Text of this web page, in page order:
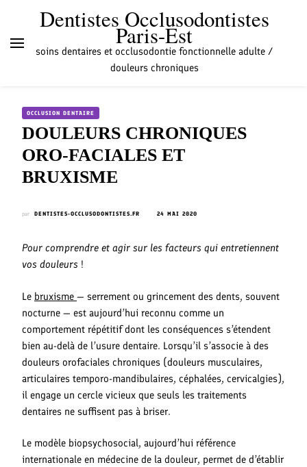
Dentistes Occlusodontistes
Paris-Est
soins dentaires et occlusodontie fonctionnelle adulte /
douleurs chroniques
OCCLUSION DENTAIRE
DOULEURS CHRONIQUES
ORO-FACIALES ET
BRUXISME
par DENTISTES-OCCLUSODONTISTES.FR 24 MAI 2020
Pour comprendre et agir sur les facteurs qui entretiennent
vos douleurs !
Le bruxisme — serrement ou grincement des dents, souvent
nocturne — est aujourd’hui reconnu comme un
comportement répétitif dont les conséquences s’étendent
bien au-delà de l’usure dentaire. Lorsqu’il s’associe à des
douleurs orofaciales chroniques (douleurs musculaires,
articulaires temporo-mandibulaires, céphalées, cervicalgies),
il engage un cercle vicieux que seuls les traitements
dentaires ne suffisent pas à briser.
Le modèle biopsychosocial, aujourd’hui référence
internationale en médecine de la douleur, permet de d’établir